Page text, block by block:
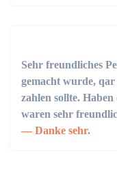
Sehr freundliches
gemacht wurde,
zahlen sollte.
waren sehr
Danke sehr.